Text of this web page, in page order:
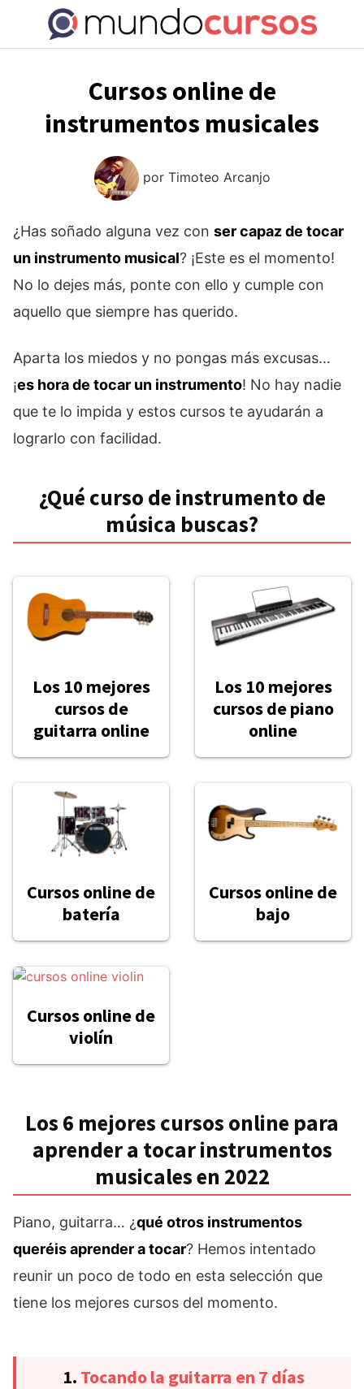
contenido
Cursos online de
instrumentos musicales
por Timoteo Arcanjo
¿Has soñado alguna vez con ser capaz de tocar
un instrumento musical? ¡Este es el momento!
No lo dejes más, ponte con ello y cumple con
aquello que siempre has querido.
Aparta los miedos y no pongas más excusas…
¡es hora de tocar un instrumento! No hay nadie
que te lo impida y estos cursos te ayudarán a
lograrlo con facilidad.
¿Qué curso de instrumento de
música buscas?
Los 10 mejores
cursos de
guitarra online
Los 10 mejores
cursos de piano
online
Cursos online de
batería
Cursos online de
bajo
Cursos online de
violín
Los 6 mejores cursos online para
aprender a tocar instrumentos
musicales en 2022
Piano, guitarra… ¿qué otros instrumentos
queréis aprender a tocar? Hemos intentado
reunir un poco de todo en esta selección que
tiene los mejores cursos del momento.
1. Tocando la guitarra en 7 días